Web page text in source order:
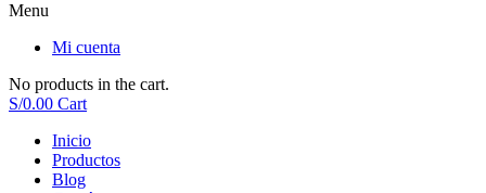
Menu
Mi cuenta
No products in the cart.
S/0.00 Cart
Inicio
Productos
Blog